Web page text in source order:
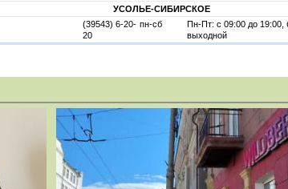
УСОЛЬЕ-CИБИРСКОЕ
(39543) 6-20-
20
пн-сб
Пн-Пт: с 09:00 до 19:00,
выходной